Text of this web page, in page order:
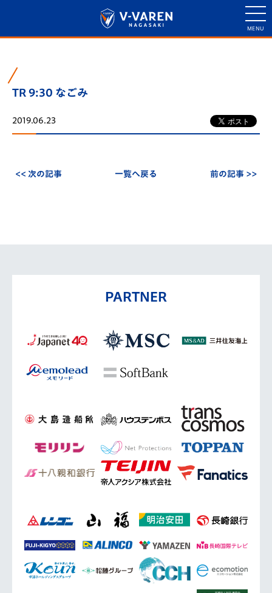
TR 9:30 なごみ
2019.06.23
<< 次の記事 一覧へ戻る 前の記事 >>
PARTNER